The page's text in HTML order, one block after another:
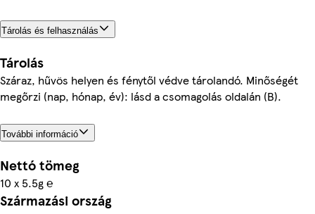
Tárolás és felhasználás
Tárolás
Száraz, hűvös helyen és fénytől védve tárolandó. Minőségét
megőrzi (nap, hónap, év): lásd a csomagolás oldalán (B).
További információ
Nettó tömeg
10 x 5.5g ℮
Származási ország